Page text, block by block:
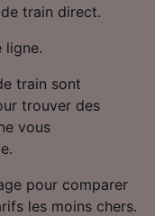
train direct.
ligne.
train sont
trouver des
vous
pour comparer
les moins chers.